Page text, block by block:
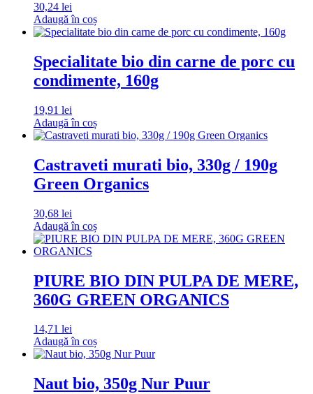
30,24 lei
Adaugă în coș
Specialitate bio din carne de porc cu
condimente, 160g
19,91 lei
Adaugă în coș
Castraveti murati bio, 330g / 190g
Green Organics
30,68 lei
Adaugă în coș
PIURE BIO DIN PULPA DE MERE,
360G GREEN ORGANICS
14,71 lei
Adaugă în coș
Naut bio, 350g Nur Puur